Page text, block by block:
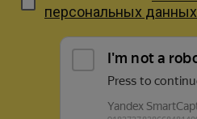
персональных данных